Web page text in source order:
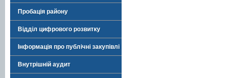
Пробація району
Відділ цифрового розвитку
Інформація про публічні закупівлі
Внутрішній аудит